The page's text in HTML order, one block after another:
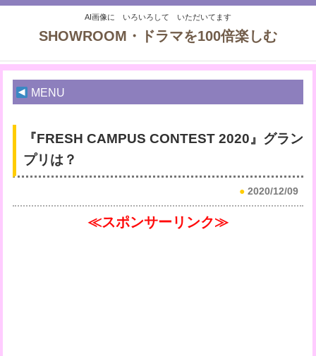
AI画像に いろいろして いただいてます
SHOWROOM・ドラマを100倍楽しむ
MENU
『FRESH CAMPUS CONTEST 2020』グラン
プリは？
●2020/12/09
≪スポンサーリンク≫